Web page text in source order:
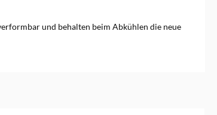
und behalten beim Abkühlen die neue